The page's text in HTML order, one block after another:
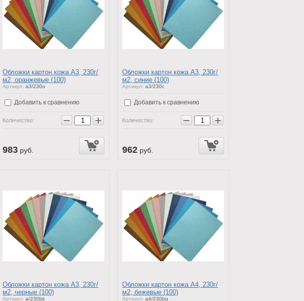
Обложки картон кожа А3, 230г/
м2, оранжевые (100)
Артикул: a3/230o
Добавить к сравнению
Количество: − +
983 руб.
Обложки картон кожа А3, 230г/
м2, синие (100)
Артикул: a3/230c
Добавить к сравнению
Количество: − +
962 руб.
Обложки картон кожа А3, 230г/
м2, черные (100)
Артикул: a/230bk
Обложки картон кожа А4, 230г/
м2, бежевые (100)
Артикул: a4/230bg